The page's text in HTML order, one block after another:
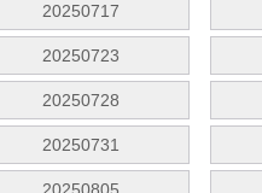
20250717
20250723
20250728
20250731